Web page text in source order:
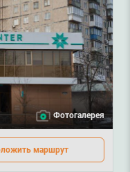
Фотогалерея
маршрут